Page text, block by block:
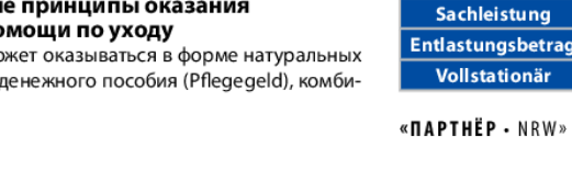
Life in Франкфурт М-City